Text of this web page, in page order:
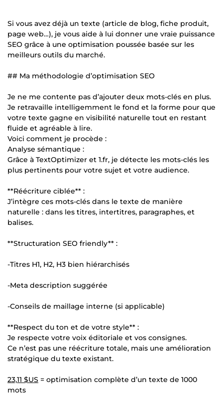
Si vous avez déjà un texte (article de blog, fiche produit,
page web…), je vous aide à lui donner une vraie puissance
SEO grâce à une optimisation poussée basée sur les
meilleurs outils du marché.
## Ma méthodologie d’optimisation SEO
Je ne me contente pas d’ajouter deux mots-clés en plus.
Je retravaille intelligemment le fond et la forme pour que
votre texte gagne en visibilité naturelle tout en restant
fluide et agréable à lire.
Voici comment je procède :
Analyse sémantique :
Grâce à TextOptimizer et 1.fr, je détecte les mots-clés les
plus pertinents pour votre sujet et votre audience.
**Réécriture ciblée** :
J’intègre ces mots-clés dans le texte de manière
naturelle : dans les titres, intertitres, paragraphes, et
balises.
**Structuration SEO friendly** :
-Titres H1, H2, H3 bien hiérarchisés
-Meta description suggérée
-Conseils de maillage interne (si applicable)
**Respect du ton et de votre style** :
Je respecte votre voix éditoriale et vos consignes.
Ce n’est pas une réécriture totale, mais une amélioration
stratégique du texte existant.
23,11 $US = optimisation complète d’un texte de 1000
mots